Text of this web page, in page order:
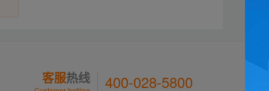
客服热线 400-028-5800